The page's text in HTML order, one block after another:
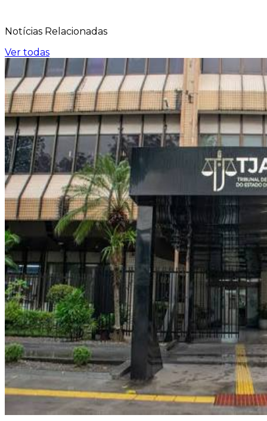
Notícias Relacionadas
Ver todas